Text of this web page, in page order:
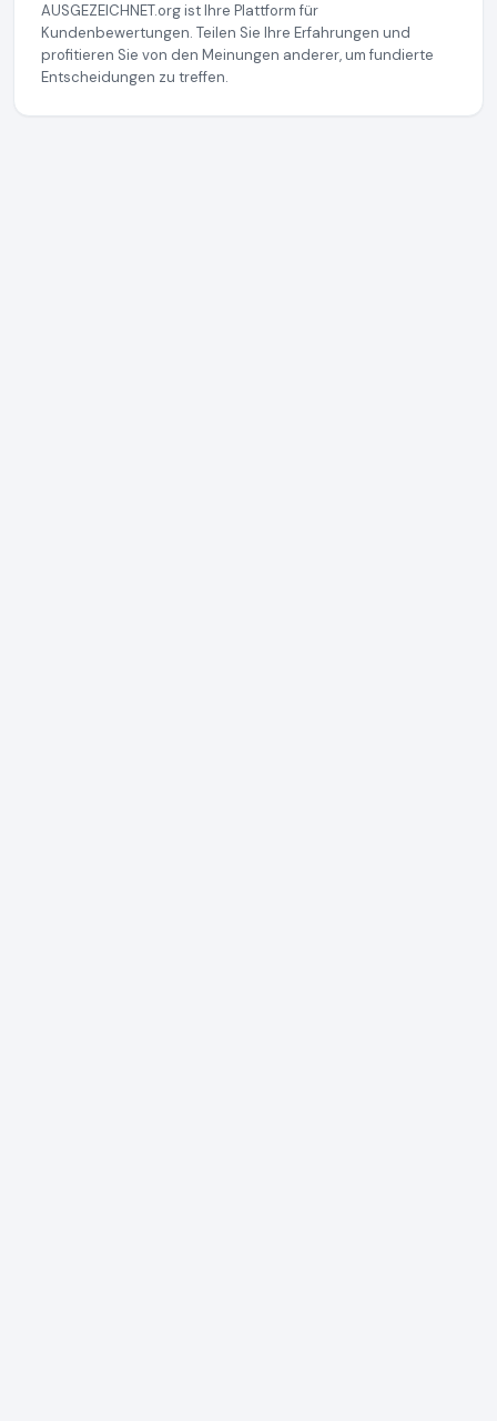
AUSGEZEICHNET.org ist Ihre Plattform für
Kundenbewertungen. Teilen Sie Ihre Erfahrungen und
profitieren Sie von den Meinungen anderer, um fundierte
Entscheidungen zu treffen.